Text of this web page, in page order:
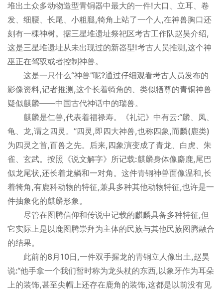
堆出土众多动物造型青铜器中最大的一件!大口、立耳、卷
发、细腰、长尾、小粗腿,犄角上站了一个人,在神兽胸口还
刻有一棵神树。据三星堆遗址祭祀区考古工作队赵昊介绍,
这是三星堆遗址从未出现过的新器型!考古人员推测,这个神
巫正在驾驭或者控制神兽。
这是一只什么“神兽”呢?通过仔细观看考古人员发布的
影像资料,记者推测,这个长着犄角的、类似牺尊的青铜神兽
疑似麒麟——中国古代神话中的瑞兽。
麒麟是仁兽,代表着福禄寿。《礼记》中有云:“麟、凤、
龟、龙,谓之四灵。”四灵,即四大神兽,也称四象,而麟(鹿类)
为四灵之首,百兽之先。后来,四象演变成了青龙、白虎、朱
雀、玄武。按照《说文解字》所记载:麒麟身体像麝鹿,尾巴
似龙尾状,还长着龙鳞和一对角。这件青铜神兽面像温和,长
着犄角,有鹿科动物的特征,兼具多种其他动物特征,也许是一
件抽象化的麒麟形象。
尽管在图腾信仰和传说中记载的麒麟具备多种特征,但
它实际上是以鹿图腾崇拜为主体的民族与其他民族图腾融合
的结果。
此前的8月10日,一件双手握龙的青铜立人像出土,赵昊
说:“他手拿一个我们暂时称为龙头杖的东西,以象牙作为耳朵
上的装饰,甚至尖帽上还存在鹿角的装饰,这都是以前没有见